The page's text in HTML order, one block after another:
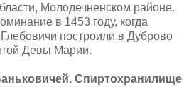
Молодечненском районе.
в 1453 году, когда
построили в Дуброво
Девы Марии.
Спиртохранилище